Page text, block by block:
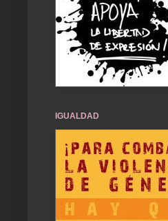
IGUALDAD